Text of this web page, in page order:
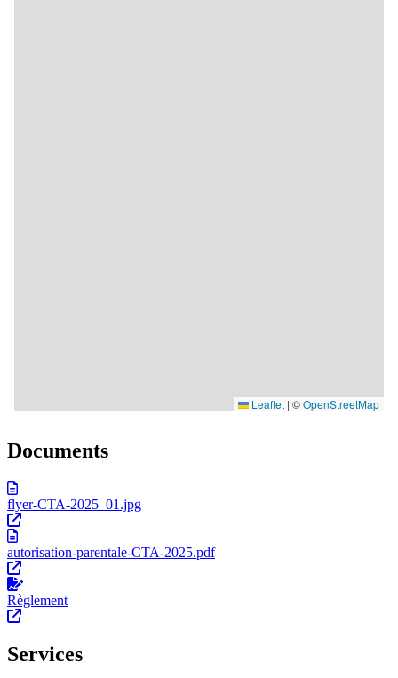
Documents
flyer-CTA-2025_01.jpg
autorisation-parentale-CTA-2025.pdf
Règlement
Services